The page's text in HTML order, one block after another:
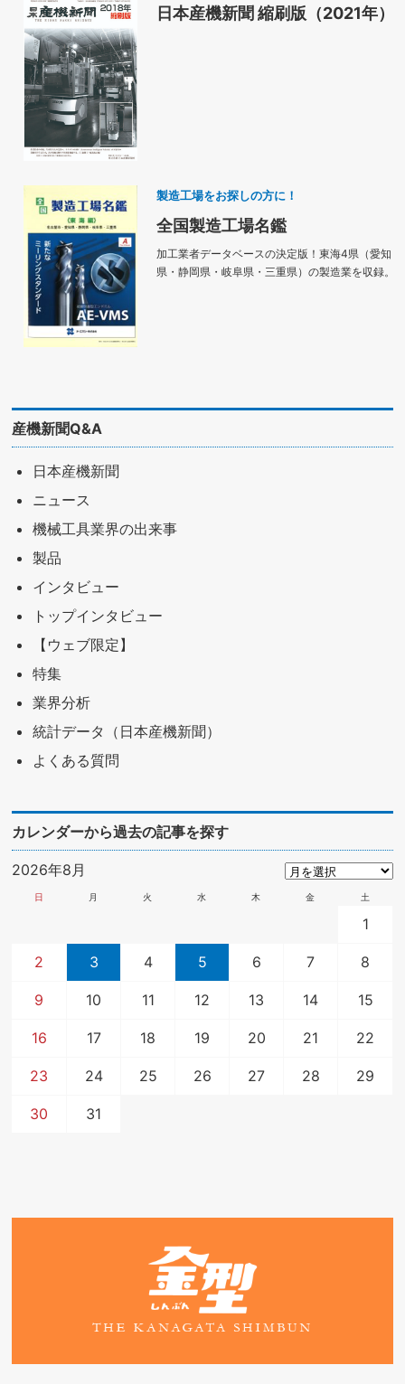
日本産機新聞 縮刷版（2021年）
製造工場をお探しの方に！
全国製造工場名鑑
加工業者データベースの決定版！東海4県（愛知
県・静岡県・岐阜県・三重県）の製造業を収録。
産機新聞Q&A
日本産機新聞
ニュース
機械工具業界の出来事
製品
インタビュー
トップインタビュー
【ウェブ限定】
特集
業界分析
統計データ（日本産機新聞）
よくある質問
カレンダーから過去の記事を探す
2026年8月
日 月 火 水 木 金 土
1
2 3 4 5 6 7 8
9 10 11 12 13 14 15
16 17 18 19 20 21 22
23 24 25 26 27 28 29
30 31